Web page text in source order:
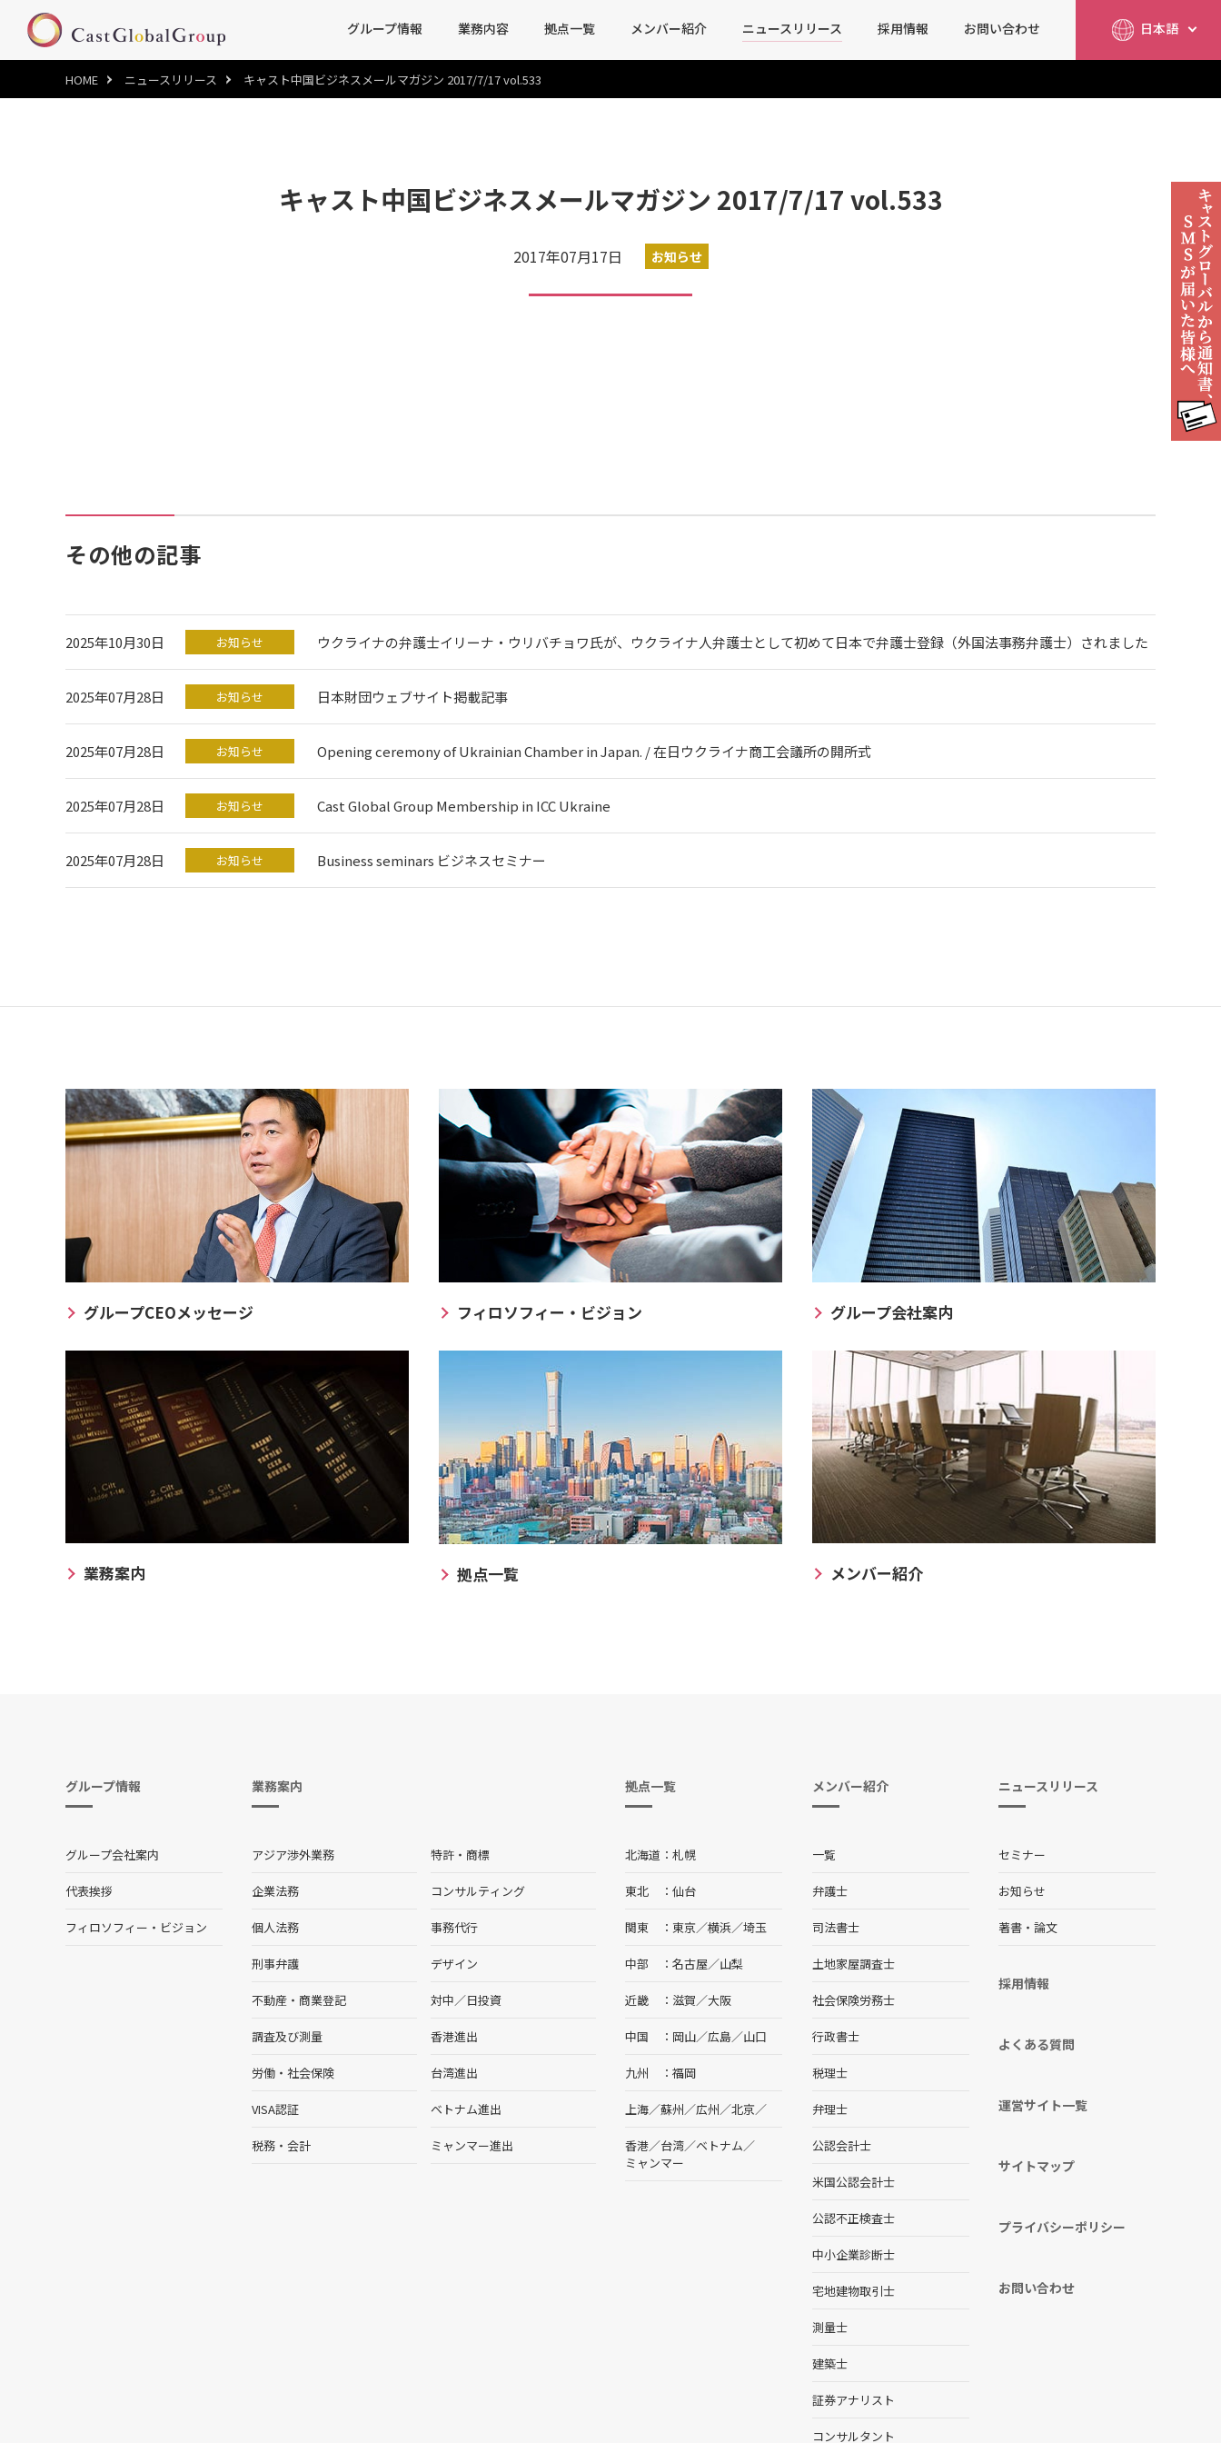
グループ情報 業務内容 拠点一覧 メンバー紹介 ニュースリリース 採用情報 お問い合わせ 日本語
HOME ニュースリリース キャスト中国ビジネスメールマガジン 2017/7/17 vol.533
キャスト中国ビジネスメールマガジン 2017/7/17 vol.533
2017年07月17日 お知らせ
その他の記事
2025年10月30日 お知らせ ウクライナの弁護士イリーナ・ウリバチョワ氏が、ウクライナ人弁護士として初めて日本で弁護士登録（外国法事務弁護士）されました
2025年07月28日 お知らせ 日本財団ウェブサイト掲載記事
2025年07月28日 お知らせ Opening ceremony of Ukrainian Chamber in Japan. / 在日ウクライナ商工会議所の開所式
2025年07月28日 お知らせ Cast Global Group Membership in ICC Ukraine
2025年07月28日 お知らせ Business seminars ビジネスセミナー
グループCEOメッセージ フィロソフィー・ビジョン グループ会社案内
業務案内 拠点一覧 メンバー紹介
グループ情報
グループ会社案内
代表挨拶
フィロソフィー・ビジョン
業務案内
アジア渉外業務
企業法務
個人法務
刑事弁護
不動産・商業登記
調査及び測量
労働・社会保険
VISA認証
税務・会計
特許・商標
コンサルティング
事務代行
デザイン
対中／日投資
香港進出
台湾進出
ベトナム進出
ミャンマー進出
拠点一覧
北海道 札幌
東北 仙台
関東 東京／横浜／埼玉
中部 名古屋／山梨
近畿 滋賀／大阪
中国 岡山／広島／山口
九州 福岡
上海／蘇州／広州／北京／
香港／台湾／ベトナム／
ミャンマー
メンバー紹介
一覧
弁護士
司法書士
土地家屋調査士
社会保険労務士
行政書士
税理士
弁理士
公認会計士
米国公認会計士
公認不正検査士
中小企業診断士
宅地建物取引士
測量士
建築士
証券アナリスト
コンサルタント
ニュースリリース
セミナー
お知らせ
著書・論文
採用情報
よくある質問
運営サイト一覧
サイトマップ
プライバシーポリシー
お問い合わせ